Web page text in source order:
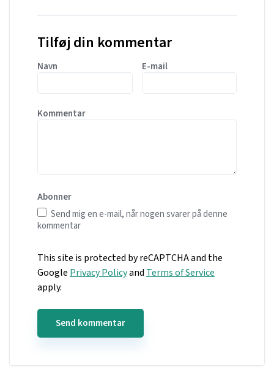
Tilføj din kommentar
Navn E-mail
Kommentar
Abonner
Send mig en e-mail, når nogen svarer på denne
kommentar
This site is protected by reCAPTCHA and the
Google Privacy Policyand Terms of Service
apply.